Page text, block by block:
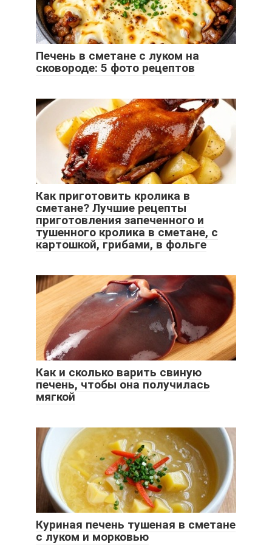
Печень в сметане с луком на
сковороде: 5 фото рецептов
Как приготовить кролика в
сметане? Лучшие рецепты
приготовления запеченного и
тушенного кролика в сметане, с
картошкой, грибами, в фольге
Как и сколько варить свиную
печень, чтобы она получилась
мягкой
Куриная печень тушеная в сметане
с луком и морковью